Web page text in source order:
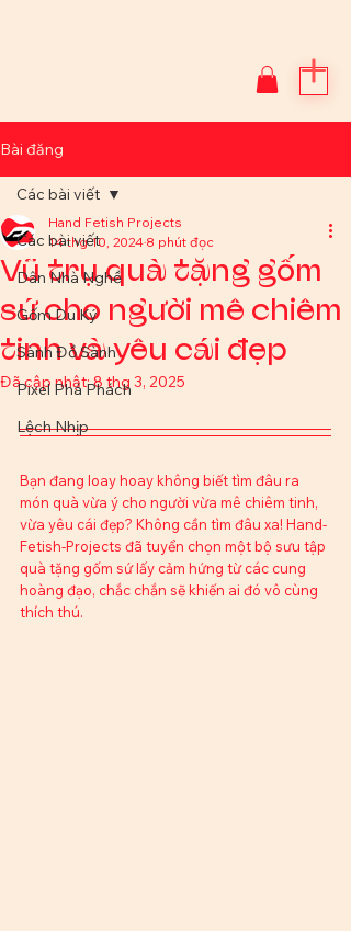
Bài đăng
Các bài viết
Dân Nhà Nghề
Gốm Du Ký
Sành Đồ Sành
Pixel Phá Phách
Lệch Nhịp
Các bài viết
Vũ trụ quà tặng gốm
sứ cho người mê chiêm
tinh và yêu cái đẹp
Hand Fetish Projects
14 thg 10, 2024 8 phút đọc
Đã cập nhật:8 thg 3, 2025
Bạn đang loay hoay không biết tìm đâu ra
món quà vừa ý cho người vừa mê chiêm tinh,
vừa yêu cái đẹp? Không cần tìm đâu xa! Hand-
Fetish-Projects đã tuyển chọn một bộ sưu tập
quà tặng gốm sứ lấy cảm hứng từ các cung
hoàng đạo, chắc chắn sẽ khiến ai đó vô cùng
thích thú.